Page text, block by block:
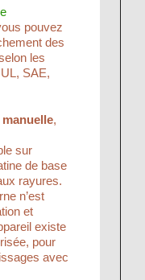
pouvez
des
les
SAE,
,
sur
de base
rayures.
n’est
et
existe
pour
avec